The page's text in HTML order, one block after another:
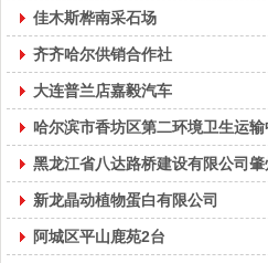
佳木斯桦南采石场
齐齐哈尔供销合作社
大连普兰店嘉毅汽车
哈尔滨市香坊区第二环境卫生运输
黑龙江省八达路桥建设有限公司肇
新龙晶动植物蛋白有限公司
阿城区平山鹿苑2台